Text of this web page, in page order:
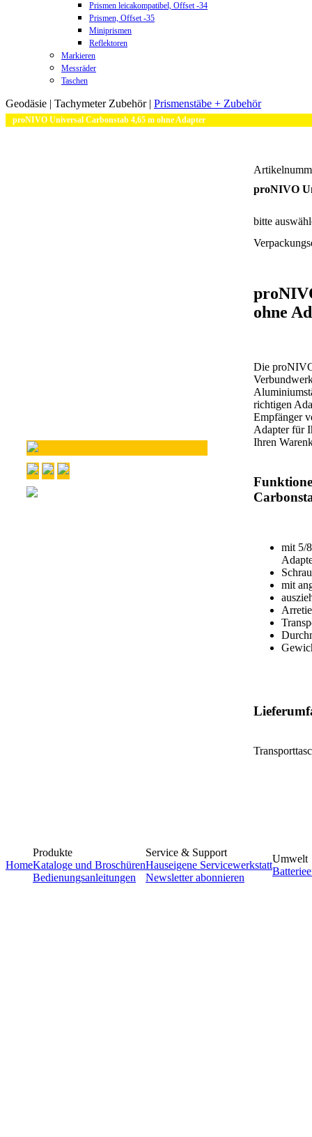
Prismen leicakompatibel, Offset -34
Prismen, Offset -35
Miniprismen
Reflektoren
Markieren
Messräder
Taschen
Geodäsie | Tachymeter Zubehör | Prismenstäbe + Zubehör
proNIVO Universal Carbonstab 4,65 m ohne Adapter
proNIVO
bitte
ohne
Die
richtigen
Empfänger
Adapter für
Ihren
mit 5/
mit
Home
Produkte
Kataloge und Broschüren
Bedienungsanleitungen
Service & Support
Hauseigene Servicewerkstatt
Newsletter abonnieren
Umwelt